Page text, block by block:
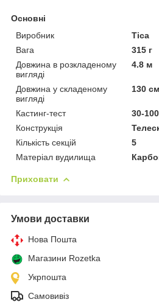
Основні
Виробник
Tica
Вага
315 г
Довжина в розкладеному
вигляді
4.8 м
Довжина у складеному
вигляді
130 см
Кастинг-тест
30-100
Конструкція
Кількість секцій
5
Матеріал вудилища
Приховати
Умови доставки
Нова Пошта
Магазини Rozetka
Укрпошта
Самовивіз